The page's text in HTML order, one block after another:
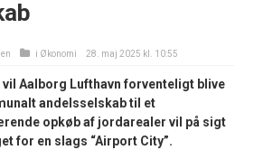
i Økonomi 28. maj 2025 kl. 10:55
vil Aalborg Lufthavn forventeligt blive
andelsselskab til et
opkøb af jordarealer vil på sigt
for en slags “Airport City”.